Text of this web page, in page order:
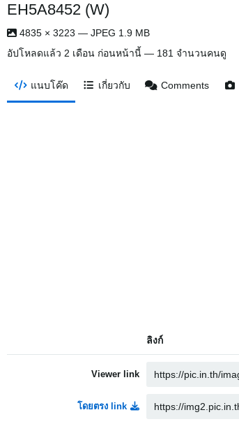
EH5A8452 (W)
4835 × 3223 — JPEG 1.9 MB
อัปโหลดแล้ว 2 เดือน ก่อนหน้านี้ — 181 จำนวนคนดู
แนบโค๊ด เกี่ยวกับ Comments
ลิงก์
Viewer link
โดยตรง link